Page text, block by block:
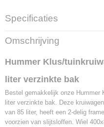
Specificaties
Productcode
LBS - H1V85
EAN code
Omschrijving
Hummer Klus/
liter verzinkte bak
Bestel gemakkelijk onze Hummer
liter verzinkte bak. Deze
van 85 liter, heeft een 2-delig
voorzien van slijtsloffen. Wiel